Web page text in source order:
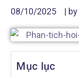
08/10/2025 | by
Mục lục